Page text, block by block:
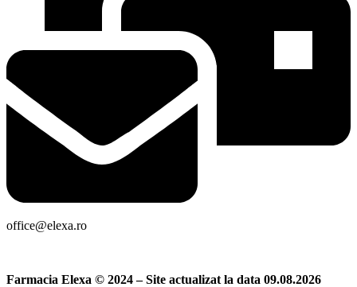
office@elexa.ro
Farmacia Elexa © 2024 – Site actualizat la data 09.08.2026